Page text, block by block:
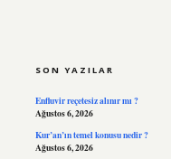
SON YAZILAR
Enfluvir reçetesiz alınır mı ?
Ağustos 6, 2026
Kur’an’ın temel konusu nedir ?
Ağustos 6, 2026